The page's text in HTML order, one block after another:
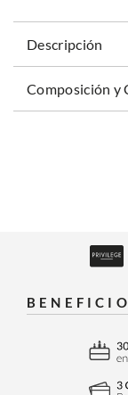
Descripción
Composición y